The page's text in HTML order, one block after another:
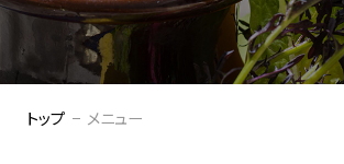
トップ メニュー